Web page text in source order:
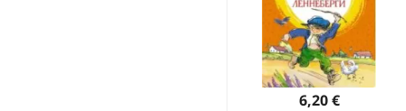
6,20 €